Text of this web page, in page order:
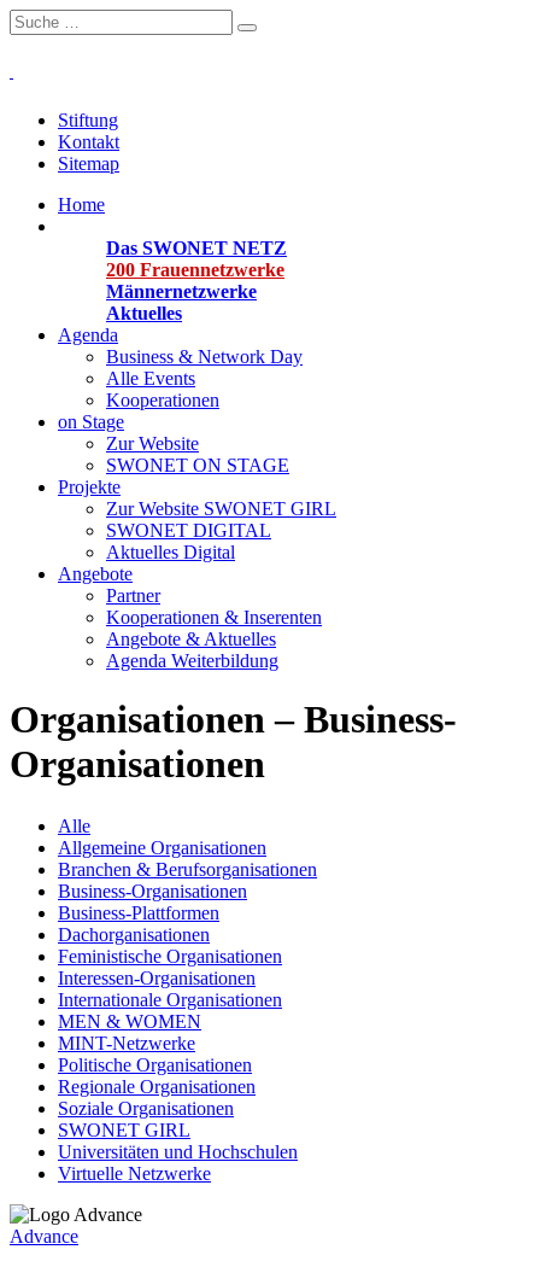
Stiftung
Kontakt
Sitemap
Home
Das SWONET NETZ
200 Frauen­netzwerke
Männernetzwerke
Aktuelles
Agenda
Business & Network Day
Alle Events
Kooperationen
on Stage
Zur Website
SWONET ON STAGE
Projekte
Zur Website SWONET GIRL
SWONET DIGITAL
Aktuelles Digital
Angebote
Partner
Kooperationen & Inserenten
Angebote & Aktuelles
Agenda Weiterbildung
Organisationen – Business-
Organisationen
Alle
Allgemeine Organisationen
Branchen & Berufsorganisationen
Business-Organisationen
Business-Plattformen
Dachorganisationen
Feministische Organisationen
Interessen-Organisationen
Internationale Organisationen
MEN & WOMEN
MINT-Netzwerke
Politische Organisationen
Regionale Organisationen
Soziale Organisationen
SWONET GIRL
Universitäten und Hochschulen
Virtuelle Netzwerke
Advance